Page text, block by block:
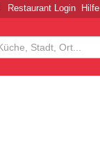
Restaurant Login Hilfe